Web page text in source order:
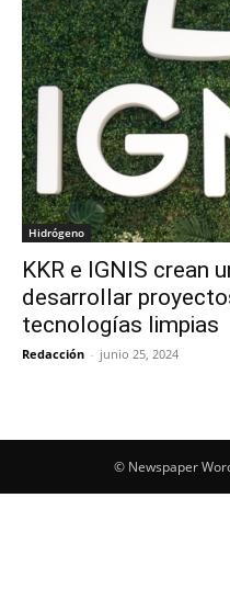
Hidrógeno
KKR e IGNIS crean
desarrollar
tecnologías limpias
Redacción - junio 25, 2024
© Newspaper